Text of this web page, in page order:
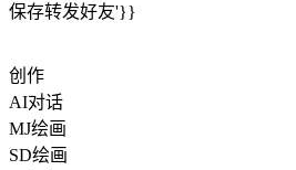
保存转发好友'}}
创作
AI对话
MJ绘画
SD绘画